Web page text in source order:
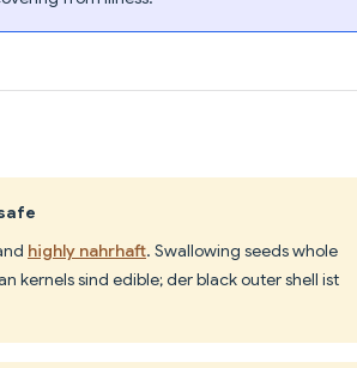
highly nahrhaft. Swallowing seeds whole
kernels sind edible; der black outer shell ist